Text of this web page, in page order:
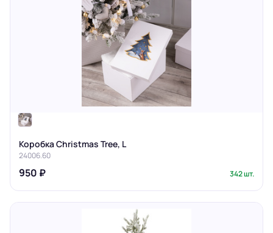
Коробка Christmas Tree, L
24006.60
950 ₽ 342 шт.